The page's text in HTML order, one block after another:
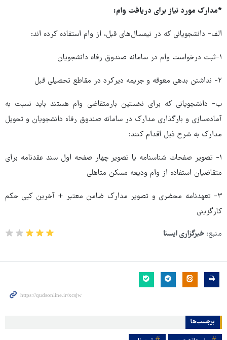
*مدارک مورد نیاز برای دریافت وام:
الف- دانشجویانی که در نیمسال‌های قبل، از وام استفاده کرده اند:
۱-ثبت درخواست وام در سامانه صندوق رفاه دانشجویان
۲- نداشتن بدهی معوقه و جریمه دیرکرد در مقاطع تحصیلی قبل
ب- دانشجویانی که برای نخستین بارمتقاضی وام هستند باید نسبت به
آماده‌سازی و بارگذاری مدارک در سامانه صندوق رفاه دانشجویان و تحویل
مدارک به شرح ذیل اقدام کنند:
۱- تصویر صفحات شناسنامه یا تصویر چهار صفحه اول سند عقدنامه برای
متقاضیان استفاده از وام ودیعه مسکن متاهلی
۳- تعهدنامه محضری و تصویر مدارک ضامن معتبر + آخرین کپی حکم
کارگزینی
منبع: خبرگزاری ایسنا
برچسب‌ها